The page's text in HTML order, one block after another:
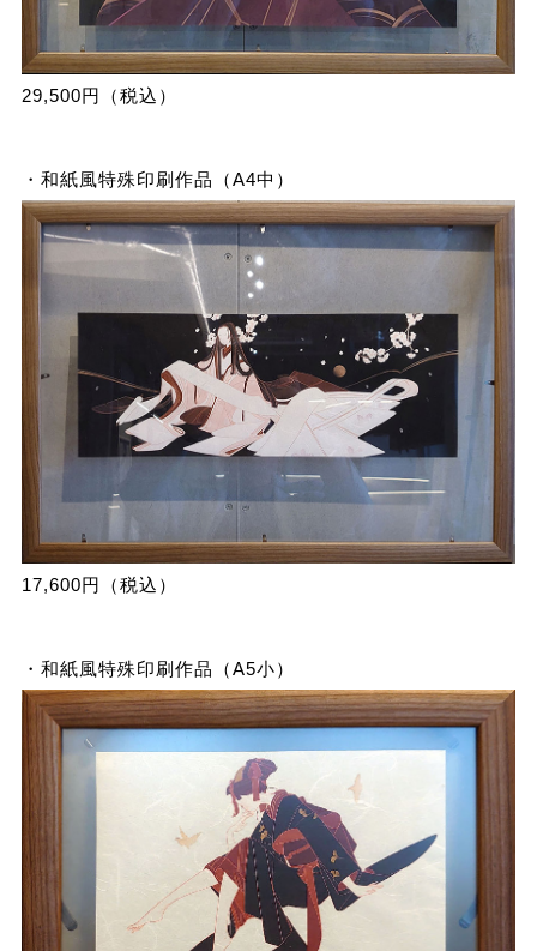
29,500円（税込）
・和紙風特殊印刷作品（A4中）
17,600円（税込）
・和紙風特殊印刷作品（A5小）